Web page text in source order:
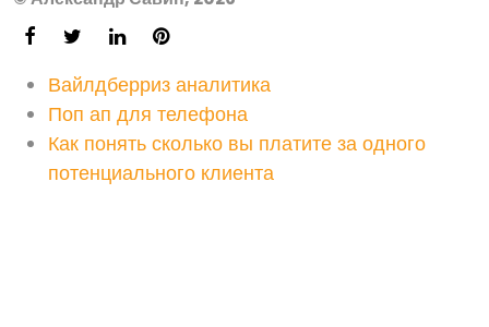
Вайлдберриз аналитика
Поп ап для телефона
Как понять сколько вы платите за одного
потенциального клиента